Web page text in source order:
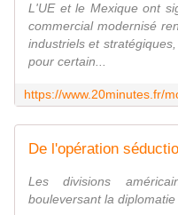
L'UE et le Mexique ont
commercial modernisé
industriels et
pour certain...
Les divisions
bouleversant la